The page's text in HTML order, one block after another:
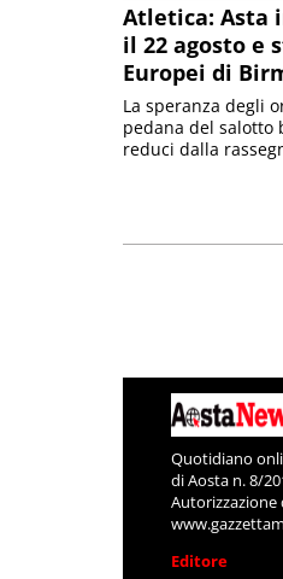
Atletica: Asta
il 22 agosto e
Europei di
La speranza degli
pedana del salotto
reduci dalla
Quotidiano
di Aosta n. 8/
Autorizzazione
Editore